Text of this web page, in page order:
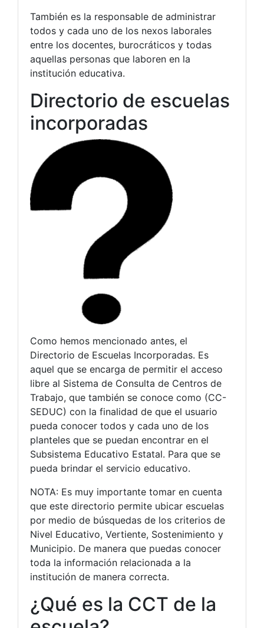
También es la responsable de administrar
todos y cada uno de los nexos laborales
entre los docentes, burocráticos y todas
aquellas personas que laboren en la
institución educativa.
Directorio de escuelas
incorporadas
Como hemos mencionado antes, el
Directorio de Escuelas Incorporadas. Es
aquel que se encarga de permitir el acceso
libre al Sistema de Consulta de Centros de
Trabajo, que también se conoce como (CC-
SEDUC) con la finalidad de que el usuario
pueda conocer todos y cada uno de los
planteles que se puedan encontrar en el
Subsistema Educativo Estatal. Para que se
pueda brindar el servicio educativo.
NOTA: Es muy importante tomar en cuenta
que este directorio permite ubicar escuelas
por medio de búsquedas de los criterios de
Nivel Educativo, Vertiente, Sostenimiento y
Municipio. De manera que puedas conocer
toda la información relacionada a la
institución de manera correcta.
¿Qué es la CCT de la